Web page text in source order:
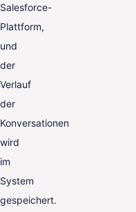
Salesforce-
Plattform,
und
der
Verlauf
der
Konversationen
wird
im
System
gespeichert.